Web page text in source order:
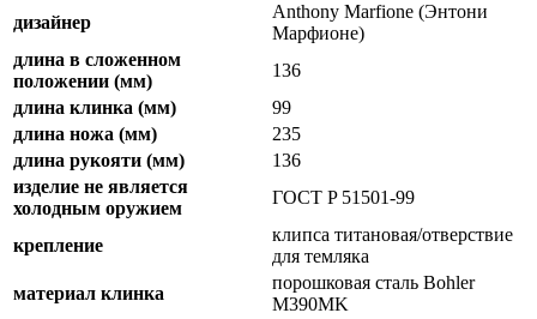
дизайнер
Anthony Marfione (Энтони
Марфионе)
длина в сложенном
положении (мм)
136
длина клинка (мм)
99
длина ножа (мм)
235
длина рукояти (мм)
136
изделие не является
холодным оружием
ГОСТ P 51501-99
крепление
клипса титановая/отверствие
для темляка
материал клинка
порошковая сталь Bohler
M390MK